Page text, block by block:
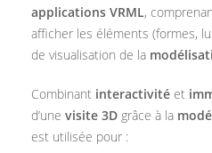
applications VRML,
afficher les éléments (formes,
de visualisation de la
Combinant interactivité et
d’une visite 3D grâce à la
est utilisée pour :